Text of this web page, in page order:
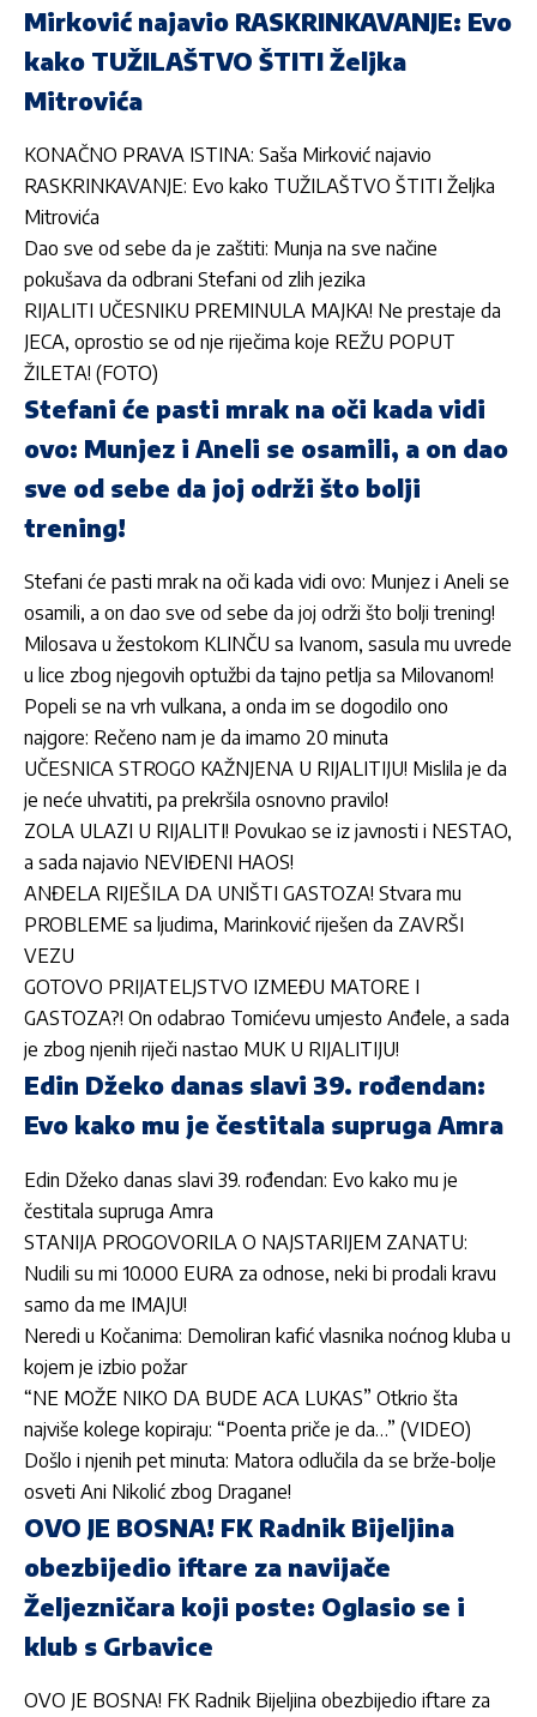
Mirković najavio RASKRINKAVANJE: Evo
kako TUŽILAŠTVO ŠTITI Željka
Mitrovića
KONAČNO PRAVA ISTINA: Saša Mirković najavio
RASKRINKAVANJE: Evo kako TUŽILAŠTVO ŠTITI Željka
Mitrovića
Dao sve od sebe da je zaštiti: Munja na sve načine
pokušava da odbrani Stefani od zlih jezika
RIJALITI UČESNIKU PREMINULA MAJKA! Ne prestaje da
JECA, oprostio se od nje riječima koje REŽU POPUT
ŽILETA! (FOTO)
Stefani će pasti mrak na oči kada vidi
ovo: Munjez i Aneli se osamili, a on dao
sve od sebe da joj održi što bolji
trening!
Stefani će pasti mrak na oči kada vidi ovo: Munjez i Aneli se
osamili, a on dao sve od sebe da joj održi što bolji trening!
Milosava u žestokom KLINČU sa Ivanom, sasula mu uvrede
u lice zbog njegovih optužbi da tajno petlja sa Milovanom!
Popeli se na vrh vulkana, a onda im se dogodilo ono
najgore: Rečeno nam je da imamo 20 minuta
UČESNICA STROGO KAŽNJENA U RIJALITIJU! Mislila je da
je neće uhvatiti, pa prekršila osnovno pravilo!
ZOLA ULAZI U RIJALITI! Povukao se iz javnosti i NESTAO,
a sada najavio NEVIĐENI HAOS!
ANĐELA RIJEŠILA DA UNIŠTI GASTOZA! Stvara mu
PROBLEME sa ljudima, Marinković riješen da ZAVRŠI
VEZU
GOTOVO PRIJATELJSTVO IZMEĐU MATORE I
GASTOZA?! On odabrao Tomićevu umjesto Anđele, a sada
je zbog njenih riječi nastao MUK U RIJALITIJU!
Edin Džeko danas slavi 39. rođendan:
Evo kako mu je čestitala supruga Amra
Edin Džeko danas slavi 39. rođendan: Evo kako mu je
čestitala supruga Amra
STANIJA PROGOVORILA O NAJSTARIJEM ZANATU:
Nudili su mi 10.000 EURA za odnose, neki bi prodali kravu
samo da me IMAJU!
Neredi u Kočanima: Demoliran kafić vlasnika noćnog kluba u
kojem je izbio požar
“NE MOŽE NIKO DA BUDE ACA LUKAS” Otkrio šta
najviše kolege kopiraju: “Poenta priče je da…” (VIDEO)
Došlo i njenih pet minuta: Matora odlučila da se brže-bolje
osveti Ani Nikolić zbog Dragane!
OVO JE BOSNA! FK Radnik Bijeljina
obezbijedio iftare za navijače
Željezničara koji poste: Oglasio se i
klub s Grbavice
OVO JE BOSNA! FK Radnik Bijeljina obezbijedio iftare za